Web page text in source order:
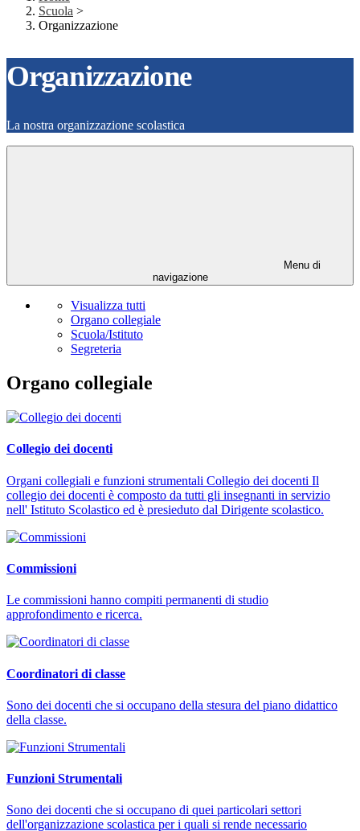
Scuola >
Organizzazione
Organizzazione
La nostra organizzazione scolastica
Menu di
navigazione
Visualizza tutti
Organo collegiale
Scuola/Istituto
Segreteria
Organo collegiale
Collegio dei docenti
Organi collegiali e funzioni strumentali Collegio dei docenti Il
collegio dei docenti è composto da tutti gli insegnanti in servizio
nell' Istituto Scolastico ed è presieduto dal Dirigente scolastico.
Commissioni
Le commissioni hanno compiti permanenti di studio
approfondimento e ricerca.
Coordinatori di classe
Sono dei docenti che si occupano della stesura del piano didattico
della classe.
Funzioni Strumentali
Sono dei docenti che si occupano di quei particolari settori
dell'organizzazione scolastica per i quali si rende necessario